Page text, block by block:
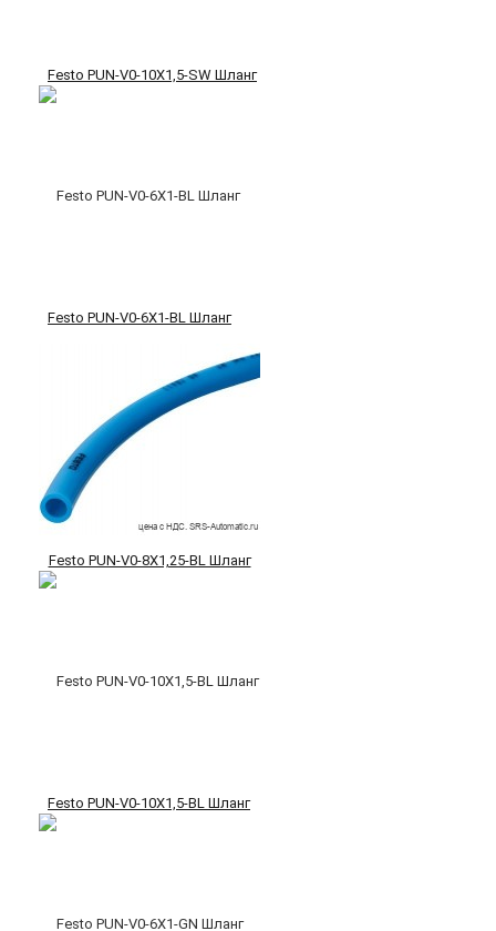
Festo PUN-V0-10X1,5-SW Шланг
Festo PUN-V0-6X1-BL Шланг
Festo PUN-V0-8X1,25-BL Шланг
Festo PUN-V0-10X1,5-BL Шланг